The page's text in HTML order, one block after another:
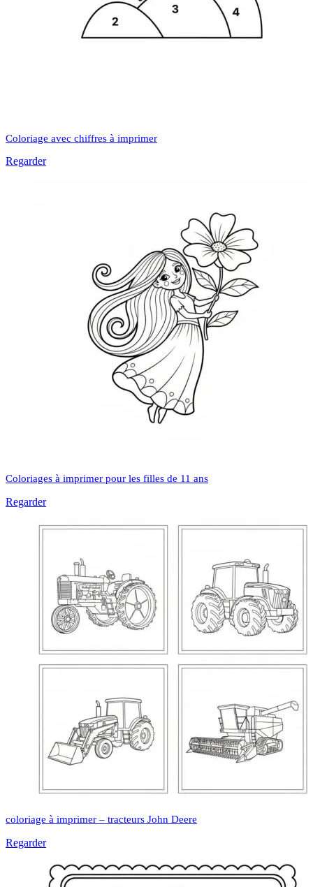
Coloriage avec chiffres à imprimer
Regarder
Coloriages à imprimer pour les filles de 11 ans
Regarder
coloriage à imprimer – tracteurs John Deere
Regarder